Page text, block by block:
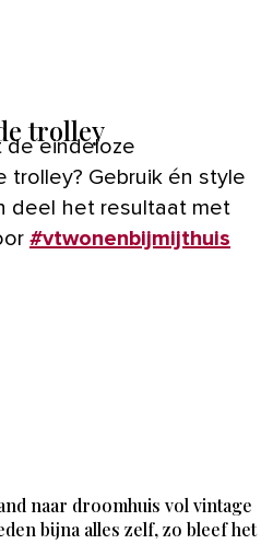
trolley
de eindeloze
trolley? Gebruik én style
deel het resultaat met
#vtwonenbijmijthuis
naar droomhuis vol vintage
bijna alles zelf, zo bleef het